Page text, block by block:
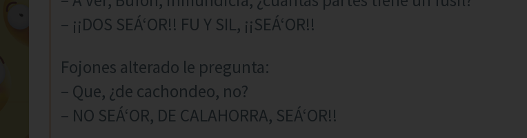
– ¡¡DOS SEÁ‘OR!! FU Y SIL, ¡¡SEÁ‘OR!!
Fojones alterado le pregunta:
– Que, ¿de cachondeo, no?
– NO SEÁ‘OR, DE CALAHORRA, SEÁ‘OR!!